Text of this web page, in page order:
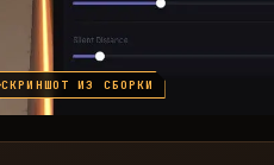
СКРИНШОТ ИЗ СБОРКИ